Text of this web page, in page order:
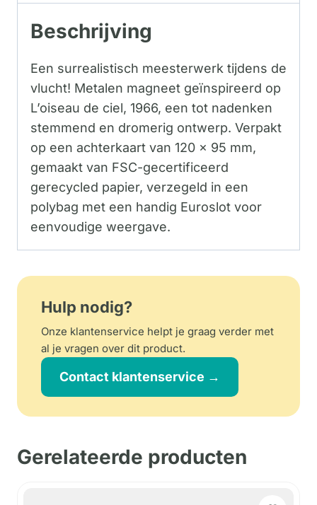
Beschrijving
Een surrealistisch meesterwerk tijdens de
vlucht! Metalen magneet geïnspireerd op
L’oiseau de ciel, 1966, een tot nadenken
stemmend en dromerig ontwerp. Verpakt
op een achterkaart van 120 x 95 mm,
gemaakt van FSC-gecertificeerd
gerecycled papier, verzegeld in een
polybag met een handig Euroslot voor
eenvoudige weergave.
Hulp nodig?
Onze klantenservice helpt je graag verder met
al je vragen over dit product.
Contact klantenservice →
Gerelateerde producten